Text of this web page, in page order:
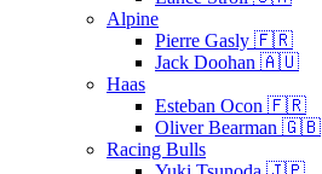
Alpine
Pierre Gasly 🇫🇷
Jack Doohan 🇦🇺
Haas
Esteban Ocon 🇫🇷
Oliver Bearman 🇬🇧
Racing Bulls